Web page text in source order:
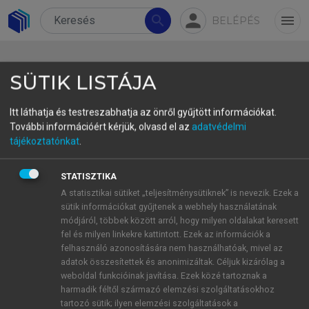
search person BELÉPÉS menu
2. A tanulmányban vizsgált
északnyugat-szibériai nyelvek
és adatok
Ahogyan arra a korábbiakban utaltam, a tanulmány
a tundrai nyenyec, az erdei enyec, a nganaszan és
a dolgán nyelvek szintaktikai szerkezetét vizsgálja.
E nyelvek két különböző nyelvcsaládhoz tartoznak:
a tundrai nyenyecet, az erdei enyecet és a
nganaszant az uráli nyelvcsalád szamojéd ágához
SÜTIK LISTÁJA
Itt láthatja és testreszabhatja az önről gyűjtött információkat.
További információért kérjük, olvasd el az adatvédelmi
tájékoztatónkat.
STATISZTIKA
A statisztikai sütiket „teljesítménysütiknek” is nevezik. Ezek a
sütik információkat gyűjtenek a webhely használatának
módjáról, többek között arról, hogy milyen oldalakat keresett
fel és milyen linkekre kattintott. Ezek az információk a
felhasználó azonosítására nem használhatóak, mivel az
adatok összesítettek és anonimizáltak. Céljuk kizárólag a
weboldal funkcióinak javítása. Ezek közé tartoznak a
harmadik féltől származó elemzési szolgáltatásokhoz
tartozó sütik; ilyen elemzési szolgáltatások a